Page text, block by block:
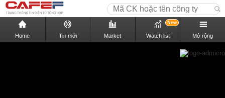
Home Tin mới Market Watch list
New
Mở rộng